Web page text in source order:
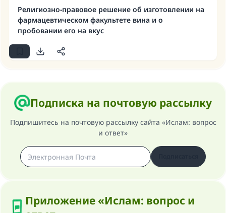
Религиозно-правовое решение об изготовлении на
фармацевтическом факультете вина и о
пробовании его на вкус
Подписка на почтовую рассылку
Подпишитесь на почтовую рассылку сайта «Ислам: вопрос
и ответ»
Приложение «Ислам: вопрос и
Ответ № 110845 помог сохранить
брак.
Помогите нам предоставить ответы Умме
же награда как и совершившему его»
(МУСЛИМ, № 1893).
Участвуйте сейчас!